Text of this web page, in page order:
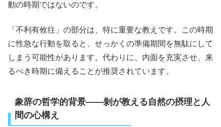
動の時期ではないのです。
「不利有攸往」の部分は、特に重要な教えです。この時期
に性急な行動を取ると、せっかくの準備期間を無駄にして
しまう可能性があります。代わりに、内面を充実させ、来
るべき時期に備えることが推奨されています。
象辞の哲学的背景――剝が教える自然の摂理と人
間の心構え